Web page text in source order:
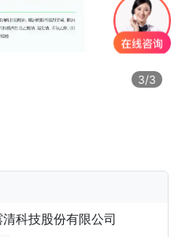
3/3
科技股份有限公司